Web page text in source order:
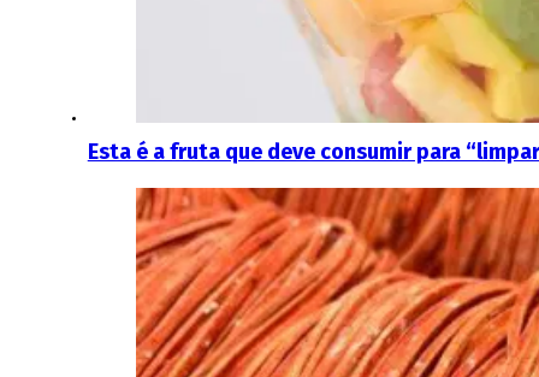
Esta é a fruta que deve consumir para